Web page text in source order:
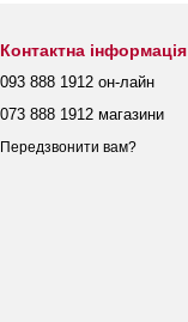
Контактна інформація
093 888 1912 он-лайн
073 888 1912 магазини
Передзвонити вам?